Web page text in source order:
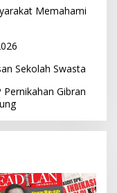
Memahami
Sekolah Swasta
Pernikahan Gibran